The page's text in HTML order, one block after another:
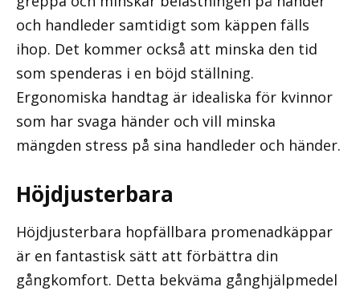
och handleder samtidigt som käppen fälls
ihop. Det kommer också att minska den tid
som spenderas i en böjd ställning.
Ergonomiska handtag är idealiska för kvinnor
som har svaga händer och vill minska
mängden stress på sina handleder och händer.
Höjdjusterbara
Höjdjusterbara hopfällbara promenadkäppar
är en fantastisk sätt att förbättra din
gångkomfort. Detta bekväma gånghjälpmedel